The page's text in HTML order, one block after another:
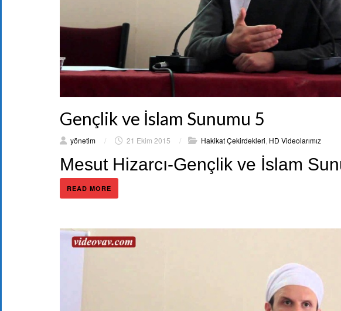
Gençlik ve İslam Sunumu 5
yönetim / 21 Ekim 2015 / Hakikat Çekirdekleri HD Videolarımız
Mesut Hizarcı-Gençlik ve İslam
READ MORE